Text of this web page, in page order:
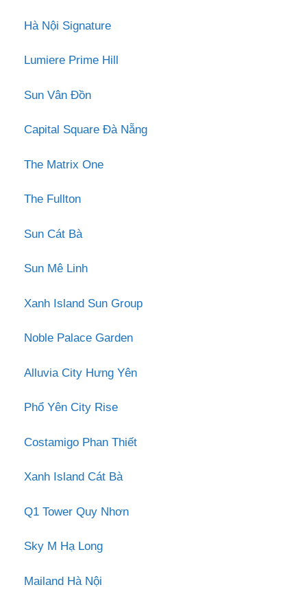
Hà Nội Signature
Lumiere Prime Hill
Sun Vân Đồn
Capital Square Đà Nẵng
The Matrix One
The Fullton
Sun Cát Bà
Sun Mê Linh
Xanh Island Sun Group
Noble Palace Garden
Alluvia City Hưng Yên
Phổ Yên City Rise
Costamigo Phan Thiết
Xanh Island Cát Bà
Q1 Tower Quy Nhơn
Sky M Hạ Long
Mailand Hà Nội